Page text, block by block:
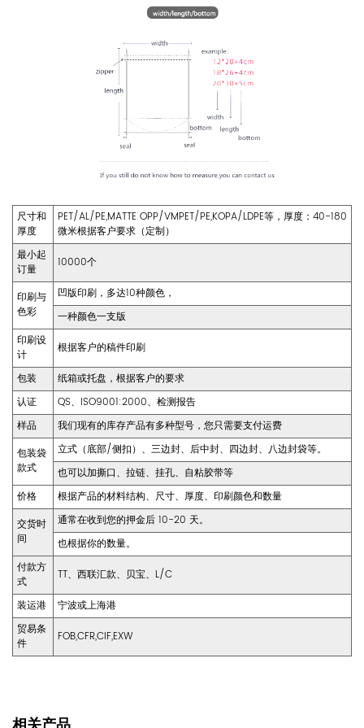
尺寸和
厚度
PET/AL/PE,MATTE OPP/VMPET/PE,KOPA/LDPE等，厚度：40-180
微米根据客户要求（定制）
最小起
订量
10000个
印刷与
色彩
凹版印刷，多达10种颜色，
一种颜色一支版
印刷设
计
根据客户的稿件印刷
包装
纸箱或托盘，根据客户的要求
认证
QS、ISO9001:2000、检测报告
样品
我们现有的库存产品有多种型号，您只需要支付运费
包装袋
款式
立式（底部/侧扣）、三边封、后中封、四边封、八边封袋等。
也可以加撕口、拉链、挂孔、自粘胶带等
价格
根据产品的材料结构、尺寸、厚度、印刷颜色和数量
交货时
间
通常在收到您的押金后 10-20 天。
也根据你的数量。
付款方
式
TT、西联汇款、贝宝、L/C
装运港
宁波或上海港
贸易条
件
FOB,CFR,CIF,EXW
相关产品